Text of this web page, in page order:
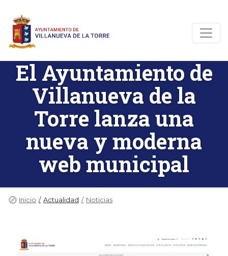
El Ayuntamiento de
Villanueva de la
Torre lanza una
nueva y moderna
web municipal
Inicio Actualidad Noticias